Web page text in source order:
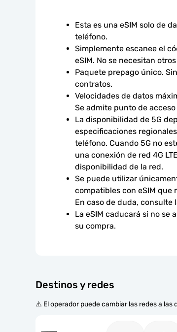
Esta es una eSIM solo de
teléfono.
Simplemente escanee el
eSIM. No se necesitan
Paquete prepago único.
contratos.
Velocidades de datos
Se admite punto de acceso
La disponibilidad de 5G
especificaciones
teléfono. Cuando 5G no
una conexión de red 4G
disponibilidad de la red.
Se puede utilizar
compatibles con eSIM que
En caso de duda,
La eSIM caducará si no se
su compra.
Destinos y redes
⚠️ El operador puede cambiar las redes a las